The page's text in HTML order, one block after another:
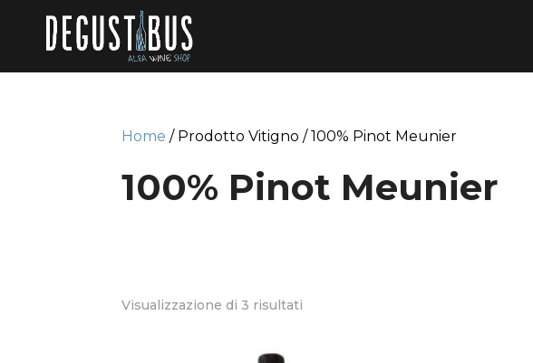
Home / Prodotto Vitigno / 100% Pinot Meunier
100% Pinot Meunier
Visualizzazione di 3 risultati